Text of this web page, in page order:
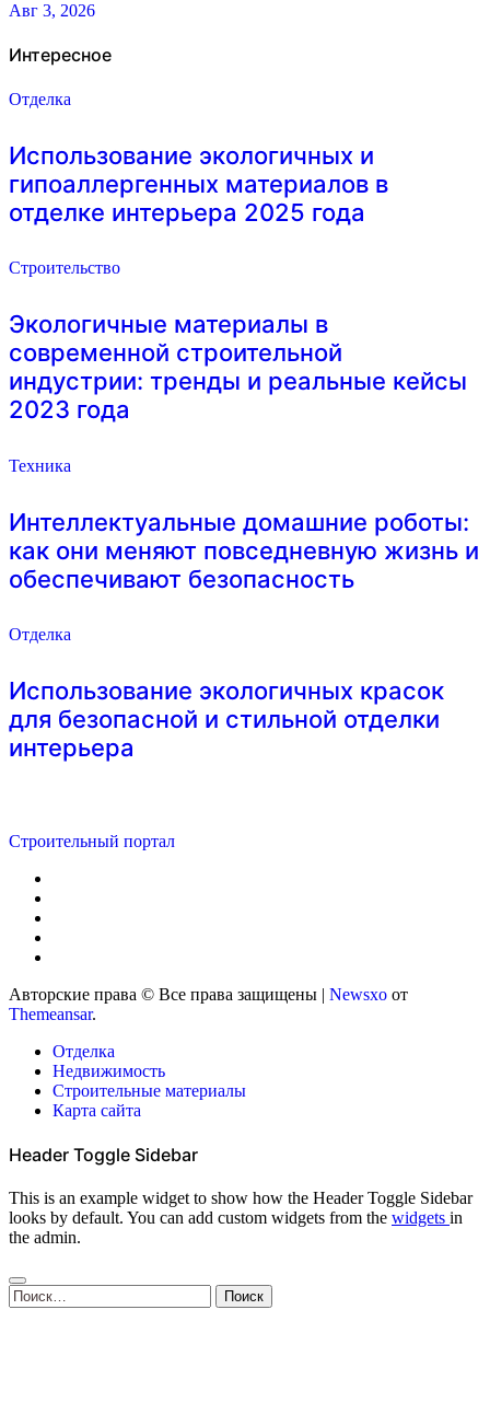
Авг 3, 2026
Интересное
Отделка
Использование экологичных и
гипоаллергенных материалов в
отделке интерьера 2025 года
Строительство
Экологичные материалы в
современной строительной
индустрии: тренды и реальные кейсы
2023 года
Техника
Интеллектуальные домашние роботы:
как они меняют повседневную жизнь и
обеспечивают безопасность
Отделка
Использование экологичных красок
для безопасной и стильной отделки
интерьера
Строительный портал
Авторские права © Все права защищены | Newsxo от
Themeansar.
Отделка
Недвижимость
Строительные материалы
Карта сайта
Header Toggle Sidebar
This is an example widget to show how the Header Toggle Sidebar
looks by default. You can add custom widgets from the widgets in
the admin.
Найти: